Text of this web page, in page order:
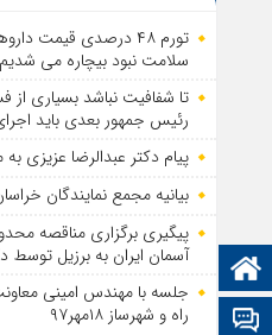
صفحه نخست
تالار گفتمان
تورم ۴۸ درصدی
سلامت نبود بیچاره می شدیم
تا شفافیت نباشد بسیاری از
رئیس جمهور بعدی باید
پیام دکتر عبدالرضا عزیزی به
بیانیه مجمع نمایندگان
پیگیری برگزاری مناقصه
آسمان ایران به برزیل توسط
جلسه با مهندس امینی
راه و شهرساز ۱۸مهر۹۷